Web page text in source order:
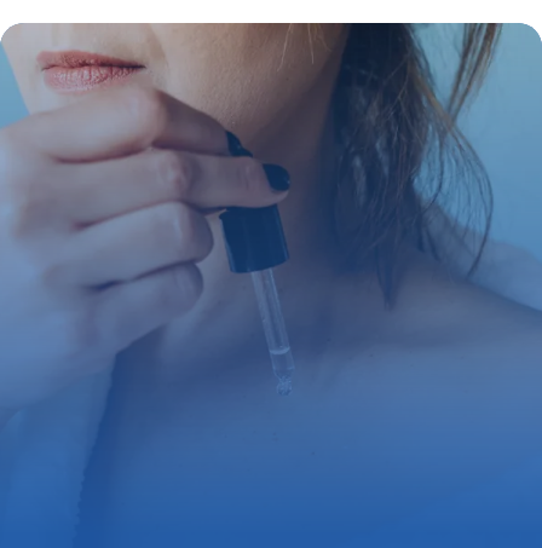
Complet
31 mai 2026